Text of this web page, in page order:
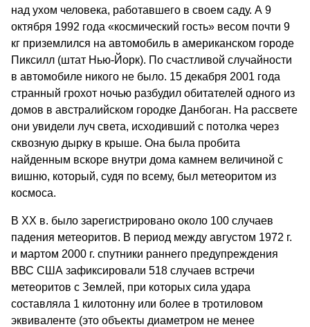
над ухом человека, работавшего в своем саду. А 9
октября 1992 года «космический гость» весом почти 9
кг приземлился на автомобиль в американском городе
Пиксилл (штат Нью-Йорк). По счастливой случайности
в автомобиле никого не было. 15 декабря 2001 года
странный грохот ночью разбудил обитателей одного из
домов в австралийском городке Данбоган. На рассвете
они увидели луч света, исходивший с потолка через
сквозную дырку в крыше. Она была пробита
найденным вскоре внутри дома камнем величиной с
вишню, который, судя по всему, был метеоритом из
космоса.
В XX в. было зарегистрировано около 100 случаев
падения метеоритов. В период между августом 1972 г.
и мартом 2000 г. спутники раннего предупреждения
ВВС США зафиксировали 518 случаев встречи
метеоритов с Землей, при которых сила удара
составляла 1 килотонну или более в тротиловом
эквиваленте (это объекты диаметром не менее